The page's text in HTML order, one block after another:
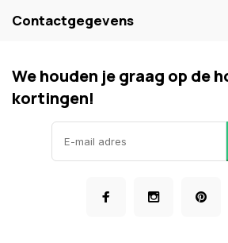
Contactgegevens
We houden je graag op de
kortingen!